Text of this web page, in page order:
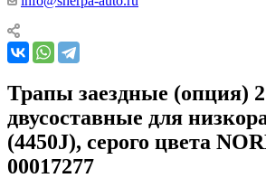
Трапы заездные (опция)
двусоставные для
(4450J), серого цвета
00017277